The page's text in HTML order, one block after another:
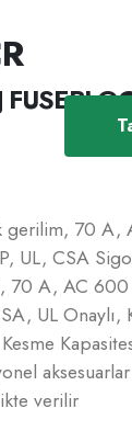
70 A,
UL, CSA
A, AC 600
UL Onaylı,
verilir